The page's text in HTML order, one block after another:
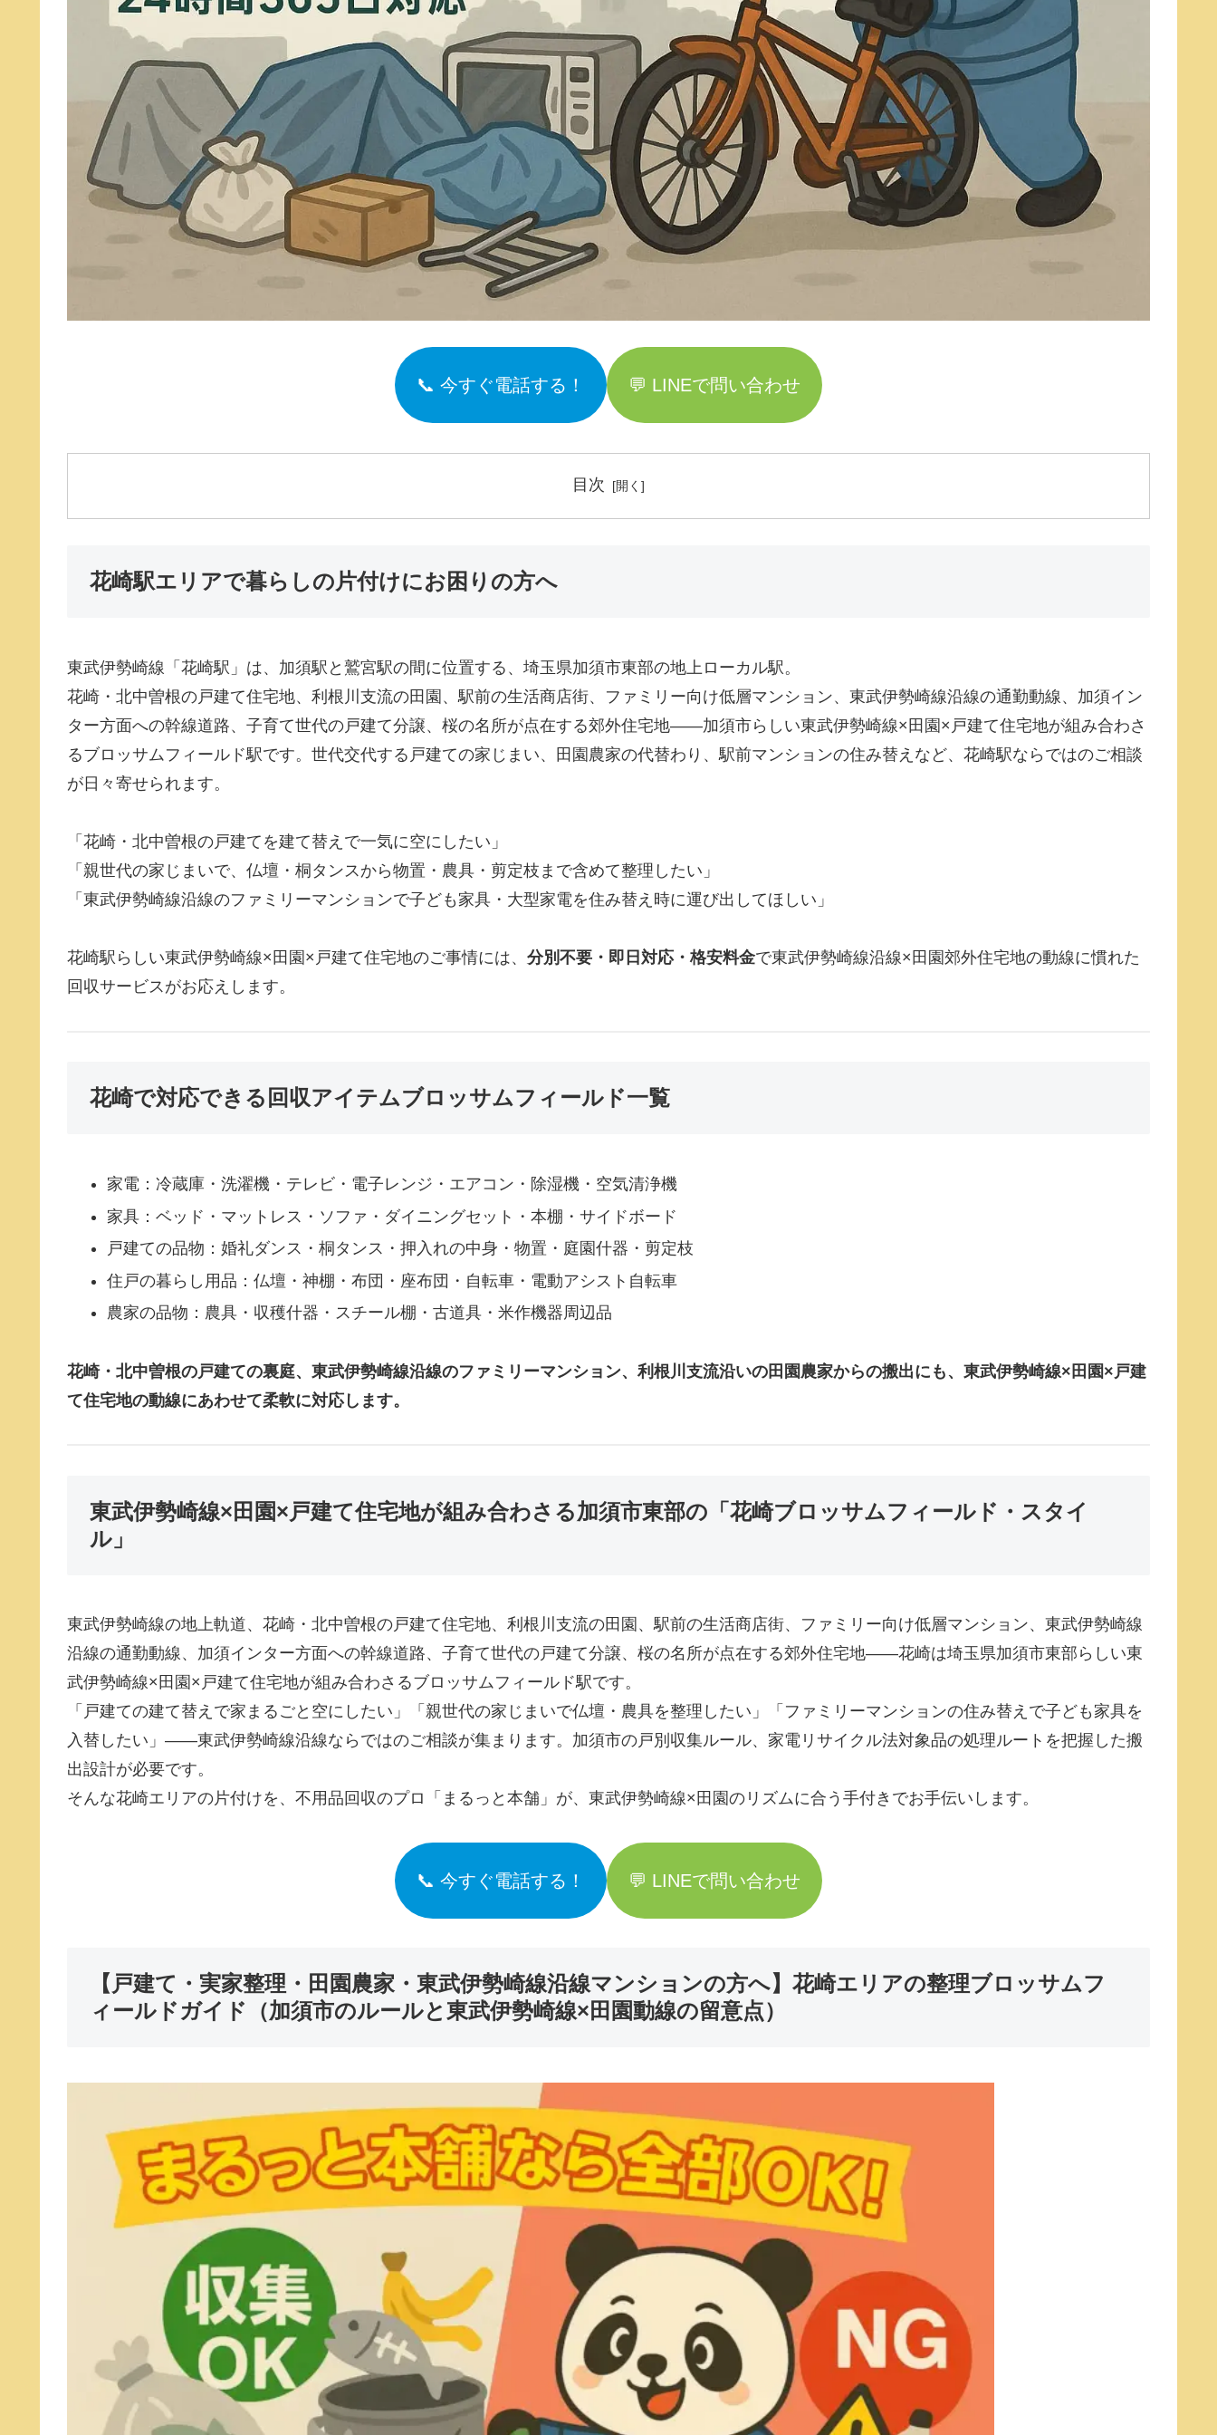
📞 今すぐ電話する！ 💬 LINEで問い合わせ
目次
花崎駅エリアで暮らしの片付けにお困りの方へ
東武伊勢崎線「花崎駅」は、加須駅と鷲宮駅の間に位置する、埼玉県加須市東部の地上ローカル駅。
花崎・北中曽根の戸建て住宅地、利根川支流の田園、駅前の生活商店街、ファミリー向け低層マンション、東武伊勢崎線沿線の通勤動線、加須イン
ター方面への幹線道路、子育て世代の戸建て分譲、桜の名所が点在する郊外住宅地――加須市らしい東武伊勢崎線×田園×戸建て住宅地が組み合わさ
るブロッサムフィールド駅です。世代交代する戸建ての家じまい、田園農家の代替わり、駅前マンションの住み替えなど、花崎駅ならではのご相談
が日々寄せられます。
「花崎・北中曽根の戸建てを建て替えで一気に空にしたい」
「親世代の家じまいで、仏壇・桐タンスから物置・農具・剪定枝まで含めて整理したい」
「東武伊勢崎線沿線のファミリーマンションで子ども家具・大型家電を住み替え時に運び出してほしい」
花崎駅らしい東武伊勢崎線×田園×戸建て住宅地のご事情には、 分別不要・即日対応・格安料金で東武伊勢崎線沿線×田園郊外住宅地の動線に慣れた
回収サービスがお応えします。
花崎で対応できる回収アイテムブロッサムフィールド一覧
家電：冷蔵庫・洗濯機・テレビ・電子レンジ・エアコン・除湿機・空気清浄機
家具：ベッド・マットレス・ソファ・ダイニングセット・本棚・サイドボード
戸建ての品物：婚礼ダンス・桐タンス・押入れの中身・物置・庭園什器・剪定枝
住戸の暮らし用品：仏壇・神棚・布団・座布団・自転車・電動アシスト自転車
農家の品物：農具・収穫什器・スチール棚・古道具・米作機器周辺品
花崎・北中曽根の戸建ての裏庭、東武伊勢崎線沿線のファミリーマンション、利根川支流沿いの田園農家からの搬出にも、東武伊勢崎線×田園×戸建
て住宅地の動線にあわせて柔軟に対応します。
東武伊勢崎線×田園×戸建て住宅地が組み合わさる加須市東部の「花崎ブロッサムフィールド・スタイ
ル」
東武伊勢崎線の地上軌道、花崎・北中曽根の戸建て住宅地、利根川支流の田園、駅前の生活商店街、ファミリー向け低層マンション、東武伊勢崎線
沿線の通勤動線、加須インター方面への幹線道路、子育て世代の戸建て分譲、桜の名所が点在する郊外住宅地――花崎は埼玉県加須市東部らしい東
武伊勢崎線×田園×戸建て住宅地が組み合わさるブロッサムフィールド駅です。
「戸建ての建て替えで家まるごと空にしたい」「親世代の家じまいで仏壇・農具を整理したい」「ファミリーマンションの住み替えで子ども家具を
入替したい」――東武伊勢崎線沿線ならではのご相談が集まります。加須市の戸別収集ルール、家電リサイクル法対象品の処理ルートを把握した搬
出設計が必要です。
そんな花崎エリアの片付けを、不用品回収のプロ「まるっと本舗」が、東武伊勢崎線×田園のリズムに合う手付きでお手伝いします。
📞 今すぐ電話する！ 💬 LINEで問い合わせ
【戸建て・実家整理・田園農家・東武伊勢崎線沿線マンションの方へ】花崎エリアの整理ブロッサムフ
ィールドガイド（加須市のルールと東武伊勢崎線×田園動線の留意点）